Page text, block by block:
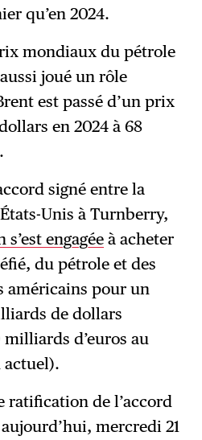
qu’en 2024.
mondiaux du pétrole
joué un rôle
est passé d’un prix
en 2024 à 68
signé entre la
Unis à Turnberry,
s’est engagée à acheter
du pétrole et des
américains pour un
de dollars
milliards d’euros au
actuel).
ratification de l’accord
mercredi 21